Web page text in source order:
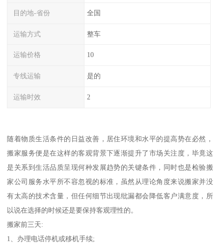
目的地-省份 全国
运输方式 整车
运输价格 10
专线运输 是的
运输时效 2
随着物质生活条件的日益改善，居住环境和水平的提高势在必然，
搬家服务便是在这样的客观背景下逐渐提升了市场关注度，毕竟这
是关系到生活品质呈现何种发展趋势的关键条件，同时也是检验搬
家公司服务水平所不容忽视的标准，虽然从理论角度来说搬家并没
有太高的技术含量，但任何细节出现纰漏都会降低客户满意度，所
以说在选择的时候还是要保持客观理性的。
搬家前三天:
1、办理电话停机或移机手续;